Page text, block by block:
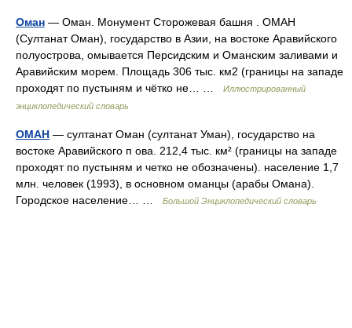
Оман — Оман. Монумент Сторожевая башня . ОМАН
(Султанат Оман), государство в Азии, на востоке Аравийского
полуострова, омывается Персидским и Оманским заливами и
Аравийским морем. Площадь 306 тыс. км2 (границы на западе
проходят по пустыням и чётко не… …
Иллюстрированный
энциклопедический словарь
ОМАН — cултанат Оман (cултанат Уман), государство на
востоке Аравийского п ова. 212,4 тыс. км² (границы на западе
проходят по пустыням и четко не обозначены). население 1,7
млн. человек (1993), в основном оманцы (арабы Омана).
Городское население… …
Большой Энциклопедический словарь